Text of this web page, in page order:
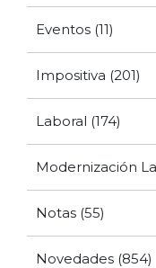
Eventos (11)
Impositiva (201)
Laboral (174)
Modernización
Notas (55)
Novedades (854)